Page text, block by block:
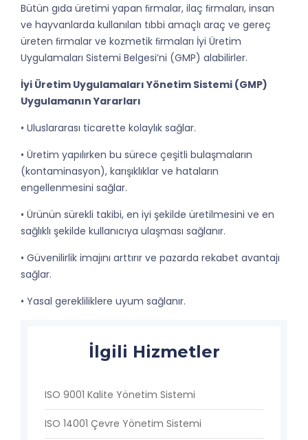
Bütün gıda üretimi yapan ﬁrmalar, ilaç ﬁrmaları, insan
ve hayvanlarda kullanılan tıbbi amaçlı araç ve gereç
üreten ﬁrmalar ve kozmetik ﬁrmaları İyi Üretim
Uygulamaları Sistemi Belgesi’ni (GMP) alabilirler.
İyi Üretim Uygulamaları Yönetim Sistemi (GMP)
Uygulamanın Yararları
• Uluslararası ticarette kolaylık sağlar.
• Üretim yapılırken bu sürece çeşitli bulaşmaların
(kontaminasyon), karışıklıklar ve hataların
engellenmesini sağlar.
• Ürünün sürekli takibi, en iyi şekilde üretilmesini ve en
sağlıklı şekilde kullanıcıya ulaşması sağlanır.
• Güvenilirlik imajını arttırır ve pazarda rekabet avantajı
sağlar.
• Yasal gerekliliklere uyum sağlanır.
İlgili Hizmetler
ISO 9001 Kalite Yönetim Sistemi
ISO 14001 Çevre Yönetim Sistemi